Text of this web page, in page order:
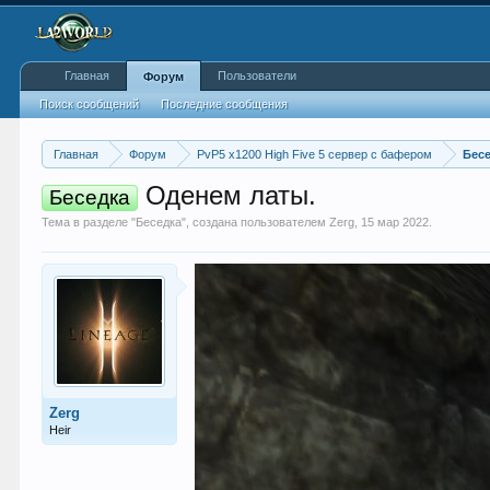
Главная Форум PvP5 x1200 High Five 5 сервер с бафером
Беседка Оденем латы.
Тема в разделе "Беседка", создана пользователемZerg 15 мар 2022
Zerg
Heir
Главная Форум
Поиск сообщений Последние сообщения
Пользователи